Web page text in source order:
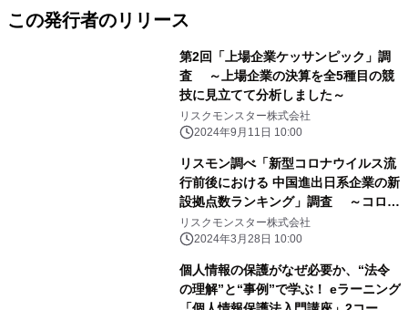
この発行者のリリース
第2回「上場企業ケッサンピック」調
査 ～上場企業の決算を全5種目の競
技に見立てて分析しました～
リスクモンスター株式会社
2024年9月11日 10:00
リスモン調べ「新型コロナウイルス流
行前後における 中国進出日系企業の新
設拠点数ランキング」調査 ～コロナ
禍前後では2021年がピーク、コンビニ
がトップ2～
リスクモンスター株式会社
2024年3月28日 10:00
個人情報の保護がなぜ必要か、“法令
の理解”と“事例”で学ぶ！ eラーニング